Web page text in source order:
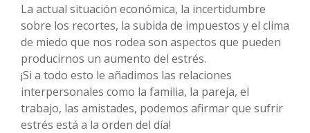
La actual situación económica, la incertidumbre
sobre los recortes, la subida de impuestos y el clima
de miedo que nos rodea son aspectos que pueden
producirnos un aumento del estrés.
¡Si a todo esto le añadimos las relaciones
interpersonales como la familia, la pareja, el
trabajo, las amistades, podemos afirmar que sufrir
estrés está a la orden del día!